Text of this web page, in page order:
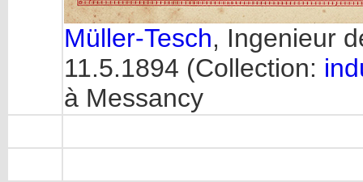
Müller-Tesch, Ingenieur
11.5.1894 (Collection:
à Messancy